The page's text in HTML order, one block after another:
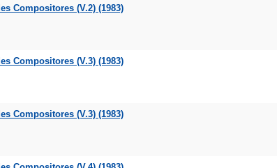
Compositores (V.2) (1983)
Compositores (V.3) (1983)
Compositores (V.3) (1983)